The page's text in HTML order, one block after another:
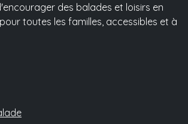
des balades et loisirs en
toutes les familles, accessibles et à